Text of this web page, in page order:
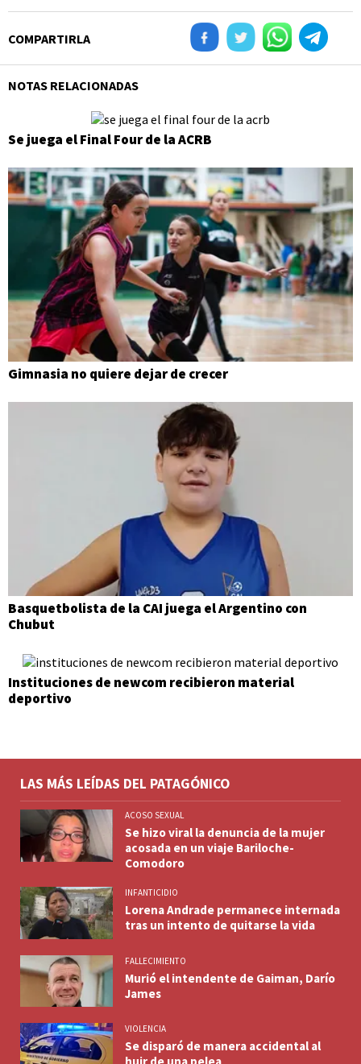
COMPARTIRLA
NOTAS RELACIONADAS
Se juega el Final Four de la ACRB
Gimnasia no quiere dejar de crecer
Basquetbolista de la CAI juega el Argentino con
Chubut
Instituciones de newcom recibieron material
deportivo
LAS MÁS LEÍDAS DEL PATAGÓNICO
ACOSO SEXUAL
Se hizo viral la denuncia de la mujer
acosada en un viaje Bariloche-
Comodoro
INFANTICIDIO
Lorena Andrade permanece internada
tras un intento de quitarse la vida
FALLECIMIENTO
Murió el intendente de Gaiman, Darío
James
VIOLENCIA
Se disparó de manera accidental al